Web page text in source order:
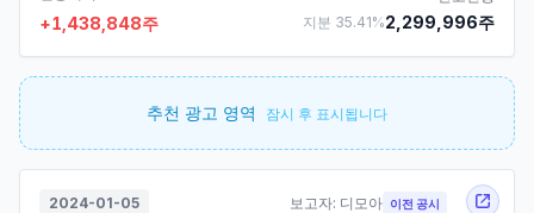
+1,438,848주
지분 35.41%2,299,996주
추천 광고 영역 잠시 후 표시됩니다
2024-01-05 보고자: 디모아 이전 공시